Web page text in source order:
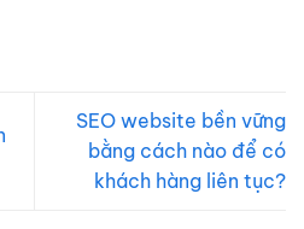
SEO website bền vững
bằng cách nào để có
khách hàng liên tục?